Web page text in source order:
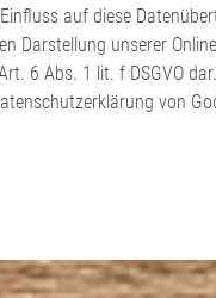
auf diese
Darstellung unserer
6 Abs. 1 lit. f DSGVO dar.
von